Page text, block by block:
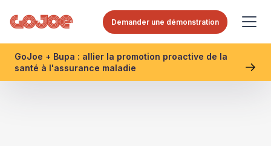
Demander une démonstration
GoJoe + Bupa : allier la promotion proactive de la
santé à l'assurance maladie